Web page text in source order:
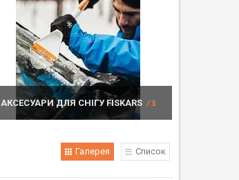
АКСЕСУАРИ ДЛЯ СНІГУ FISKARS 3
Галерея Список